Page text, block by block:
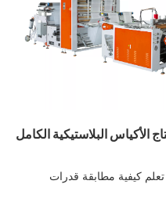
الأكياس البلاستيكية الكامل
كيفية مطابقة قدرات